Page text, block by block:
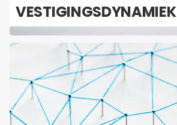
VES­TI­GINGS­DY­NA­MIEK